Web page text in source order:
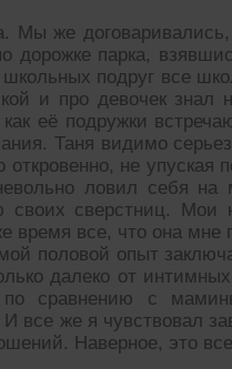
Мы же
парка,
подруг все
и про девочек знал
её подружки
Таня видимо
откровенно, не
ловил себя на
своих сверстниц. Мои
время все, что она мне
половой опыт
далеко от
по сравнению с
все же я чувствовал
Наверное, это